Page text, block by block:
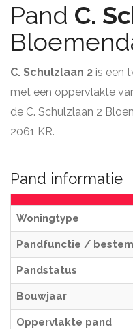
Pand C.
C. Schulzlaan 2 is een
met een oppervlakte
de C. Schulzlaan 2
2061 KR.
Pand informatie
Woningtype
Pandfunctie /
Pandstatus
Bouwjaar
Oppervlakte pand